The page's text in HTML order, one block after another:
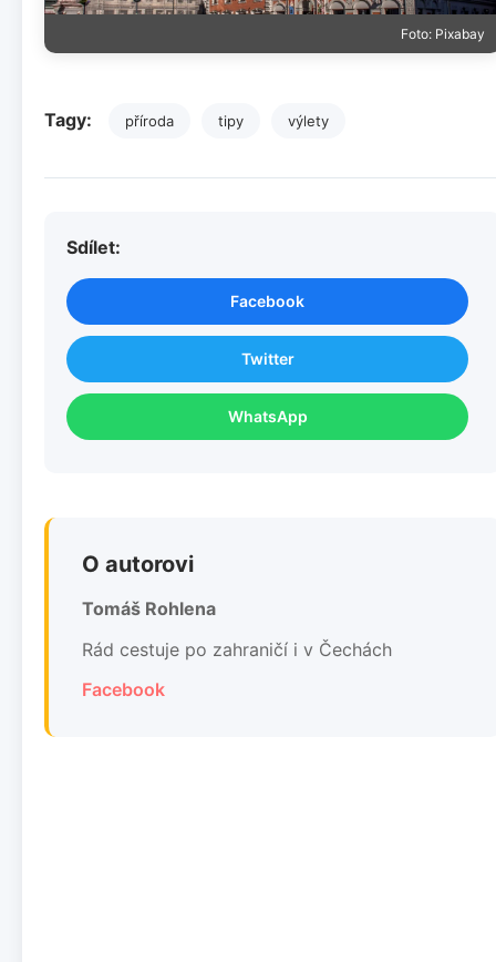
Foto: Pixabay
Tagy: příroda tipy výlety
Sdílet:
Facebook
Twitter
WhatsApp
O autorovi
Tomáš Rohlena
Rád cestuje po zahraničí i v Čechách
Facebook